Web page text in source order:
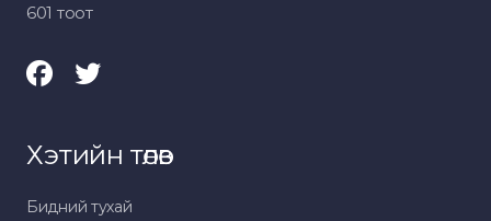
601 тоот
Хэтийн төлөв
Бидний тухай